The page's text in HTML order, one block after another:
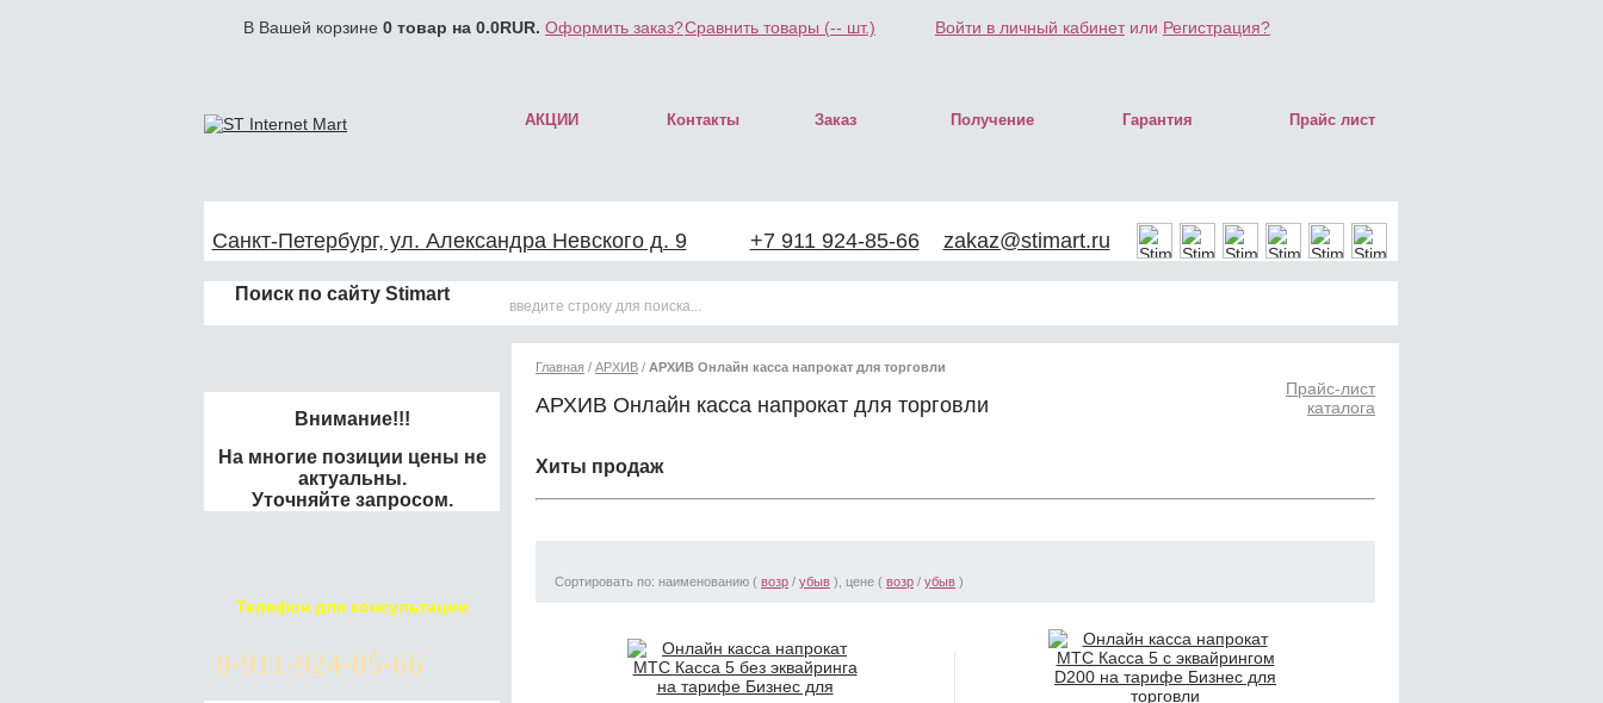
В Вашей корзине 0 товар на 0.0RUR. Оформить заказ?Сравнить товары (-- шт.) Войти в личный кабинетили Регистрация?
АКЦИИ Контакты Заказ Получение Гарантия Прайс лист
Санкт-Петербург, ул. Александра Невского д. 9 +7 911 924-85-66 zakaz@stimart.ru
Поиск по сайту Stimart
Внимание!!!
На многие позиции цены не
актуальны.
Уточняйте запросом.
Телефон для консультации
8-911-924-85-66
Главная / АРХИВ / АРХИВ Онлайн касса напрокат для торговли
АРХИВ Онлайн касса напрокат для торговли
Прайс-лист
каталога
Хиты продаж
Сортировать по: наименованию ( возр / убыв ), цене ( возр / убыв )